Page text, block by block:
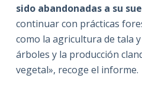
sido abandonadas a su
continuar con prácticas
como la agricultura de tala
árboles y la producción
vegetal», recoge el informe.